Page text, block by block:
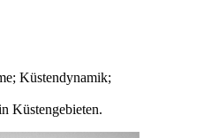
Küstendynamik;
Küstengebieten.